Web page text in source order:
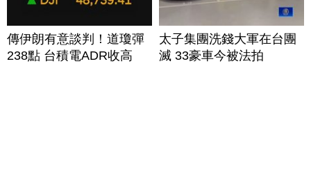
傳伊朗有意談判！道瓊彈
238點 台積電ADR收高
太子集團洗錢大軍在台團
滅 33豪車今被法拍